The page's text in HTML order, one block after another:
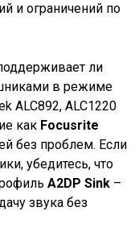
и ограничений по
ли
в режиме
ALC892, ALC1220
как Focusrite
без проблем. Если
убедитесь, что
A2DP Sink –
звука без